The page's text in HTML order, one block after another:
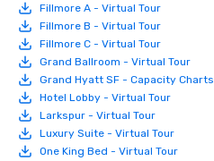
Fillmore A - Virtual Tour
Fillmore B - Virtual Tour
Fillmore C - Virtual Tour
Grand Ballroom - Virtual Tour
Grand Hyatt SF - Capacity Charts
Hotel Lobby - Virtual Tour
Larkspur - Virtual Tour
Luxury Suite - Virtual Tour
One King Bed - Virtual Tour